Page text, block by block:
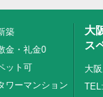
築
金・礼金0
ット可
ワーマンション
大
ス
大